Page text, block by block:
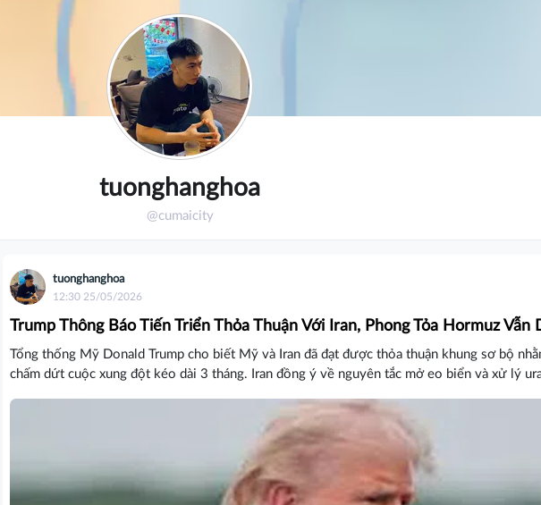
tuonghanghoa
@cumaicity
tuonghanghoa
12:30 25/05/2026
Trump Thông Báo Tiến Triển Thỏa Thuận Với Iran, Phong Tỏa Hormuz Vẫn
Tổng thống Mỹ Donald Trump cho biết Mỹ và Iran đã đạt được thỏa thuận khung sơ bộ
chấm dứt cuộc xung đột kéo dài 3 tháng. Iran đồng ý về nguyên tắc mở eo biển và xử lý